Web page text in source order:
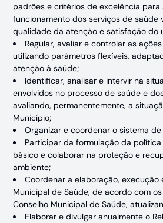
padrões e critérios de excelência para
funcionamento dos serviços de saúde
qualidade da atenção e satisfação do
Regular, avaliar e controlar as
utilizando parâmetros flexíveis,
atenção à saúde;
Identificar, analisar e intervir na
envolvidos no processo de saúde e
avaliando, permanentemente, a
Município;
Organizar e coordenar o sistema
Participar da formulação da
básico e colaborar na proteção e
ambiente;
Coordenar a elaboração, execução
Municipal de Saúde, de acordo com
Conselho Municipal de Saúde,
Elaborar e divulgar anualmente o